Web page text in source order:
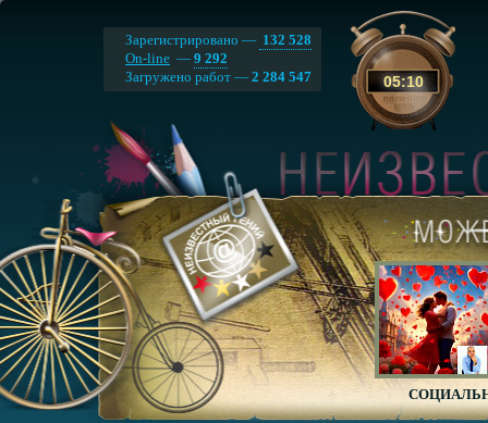
05:10
Зарегистрировано — 132 528
On-line — 9 292
Загружено работ — 2 284 547